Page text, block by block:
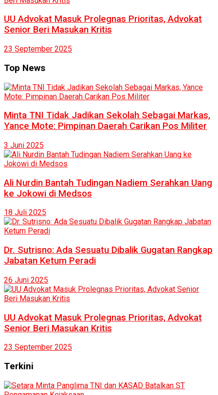
UU Advokat Masuk Prolegnas Prioritas, Advokat
Senior Beri Masukan Kritis
23 September 2025
Top News
Minta TNI Tidak Jadikan Sekolah Sebagai Markas,
Yance Mote: Pimpinan Daerah Carikan Pos Militer
3 Juni 2025
Ali Nurdin Bantah Tudingan Nadiem Serahkan Uang
ke Jokowi di Medsos
18 Juli 2025
Dr. Sutrisno: Ada Sesuatu Dibalik Gugatan Rangkap
Jabatan Ketum Peradi
26 Juni 2025
UU Advokat Masuk Prolegnas Prioritas, Advokat
Senior Beri Masukan Kritis
23 September 2025
Terkini